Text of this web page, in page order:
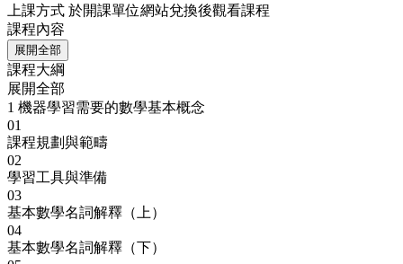
上課方式 於開課單位網站兌換後觀看課程
課程內容
展開全部
課程大綱
展開全部
1 機器學習需要的數學基本概念
01
課程規劃與範疇
02
學習工具與準備
03
基本數學名詞解釋（上）
04
基本數學名詞解釋（下）